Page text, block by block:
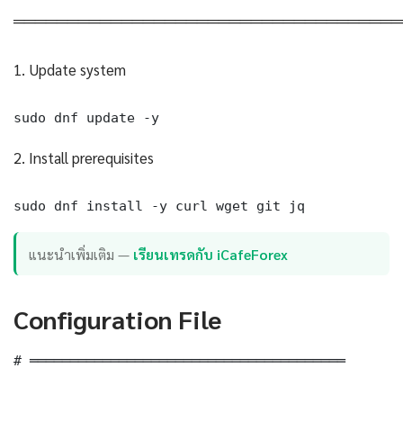
1. Update system
sudo dnf update -y
2. Install prerequisites
sudo dnf install -y curl wget git jq
แนะนำเพิ่มเติม — เรียนเทรดกับ iCafeForex
Configuration File
# ═══════════════════════════════════════